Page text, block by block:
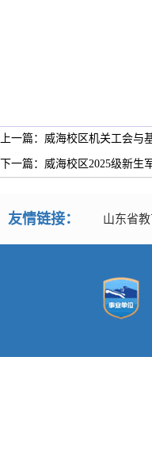
上一篇：威海校区机关工会
下一篇：威海校区2025级新
友情链接： 山东省